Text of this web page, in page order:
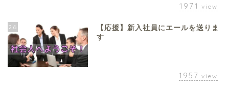
1971 view
26
【応援】新入社員にエールを送りま
す
1957 view